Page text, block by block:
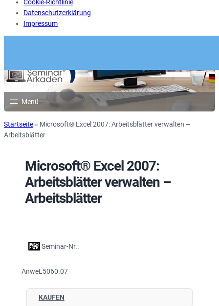
Cookie-Richtlinie
Datenschutzerklärung
Impressum
Startseite » Microsoft® Excel 2007: Arbeitsblätter verwalten –
Arbeitsblätter
Microsoft® Excel 2007:
Arbeitsblätter verwalten –
Arbeitsblätter
Seminar-Nr.:
AnweL5060.07
KAUFEN